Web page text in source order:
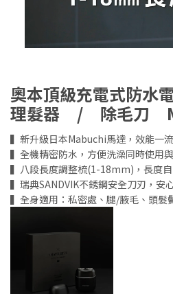
奧本頂級充電式防
理髮器 / 除毛刀
▍新升級日本Mabuchi馬達，效能一
▍全機精密防水，方便洗澡同時使用
▍八段長度調整梳(1-18mm)，長度
▍瑞典SANDVIK不銹鋼安全刀刃，安
▍全身適用：私密處、腿/腋毛、頭髮